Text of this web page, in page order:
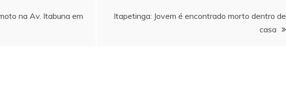
na Av. Itabuna em
Itapetinga: Jovem é encontrado morto dentro de
casa